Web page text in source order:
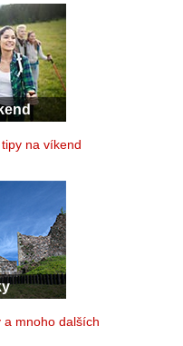
na víkend
a mnoho dalších